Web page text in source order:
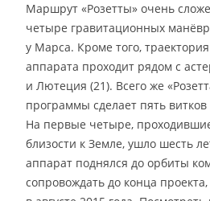
Маршрут «Розетты» очень
четыре гравитационных
у Марса. Кроме того,
аппарата проходит рядом с
и Лютеция (21). Всего же
программы сделает пять витков
На первые четыре,
близости к Земле, ушло шесть
аппарат поднялся до орбиты
сопровождать до конца